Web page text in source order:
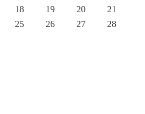
18 19 20
21
25 26 27
28